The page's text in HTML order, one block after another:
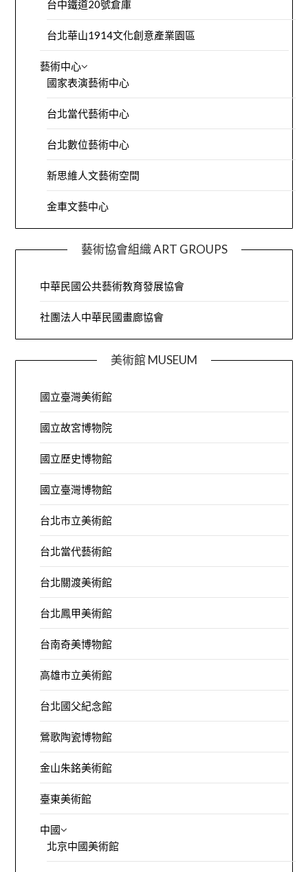
台中鐵道20號倉庫
台北華山1914文化創意產業園區
藝術中心
國家表演藝術中心
台北當代藝術中心
台北數位藝術中心
新思維人文藝術空間
金車文藝中心
藝術協會組織 ART GROUPS
中華民國公共藝術教育發展協會
社團法人中華民國畫廊協會
美術館 MUSEUM
國立臺灣美術館
國立故宮博物院
國立歷史博物館
國立臺灣博物館
台北市立美術館
台北當代藝術館
台北關渡美術館
台北鳳甲美術館
台南奇美博物館
高雄市立美術館
台北國父紀念館
鶯歌陶瓷博物館
金山朱銘美術館
臺東美術館
中國
北京中國美術館